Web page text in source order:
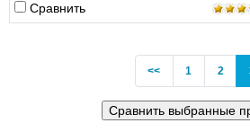
Сравнить
<<Previous
1 2